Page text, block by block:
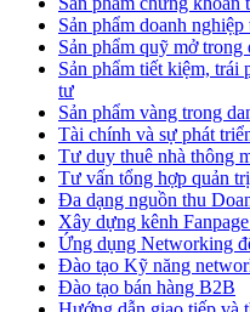
Sản phẩm doanh
Sản phẩm quỹ mở
Sản phẩm tiết kiệm, trái
tư
Sản phẩm vàng trong
Tài chính và sự phát
Tư duy thuê nhà thông
Tư vấn tổng hợp quản
Đa dạng nguồn thu
Xây dựng kênh
Ứng dụng Networking
Đào tạo Kỹ năng
Đào tạo bán hàng B2B